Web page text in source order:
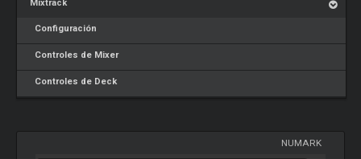
Mixtrack
Configuración
Controles de Mixer
Controles de Deck
NUMARK